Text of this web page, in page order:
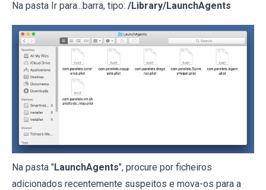
Na pasta Ir para...barra, tipo: /Library/LaunchAgents
Na pasta "LaunchAgents", procure por ficheiros
adicionados recentemente suspeitos e mova-os para a